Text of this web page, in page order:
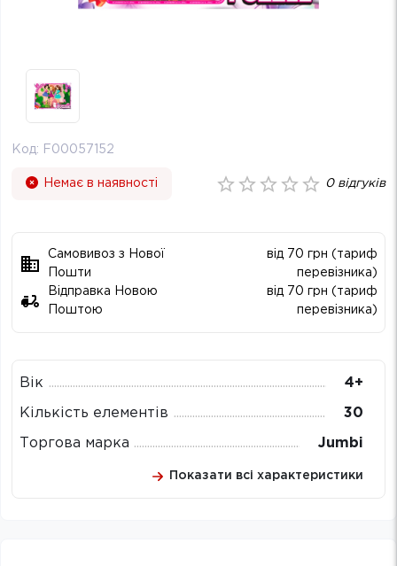
Код: F00057152
Немає в наявності 0відгуків
Самовивоз з Нової
Пошти
від 70 грн (тариф
перевізника)
Відправка Новою
Поштою
від 70 грн (тариф
перевізника)
Вік 4+
Кількість елементів 30
Торгова марка Jumbi
Показати всі характеристики